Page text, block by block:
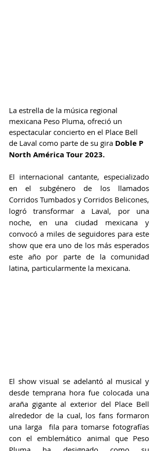
La estrella de la música regional
mexicana Peso Pluma, ofreció un
espectacular concierto en el Place Bell
de Laval como parte de su gira Doble P
North América Tour 2023.
El internacional cantante, especializado
en el subgénero de los llamados
Corridos Tumbados y Corridos Belicones,
logró transformar a Laval, por una
noche, en una ciudad mexicana y
convocó a miles de seguidores para este
show que era uno de los más esperados
este año por parte de la comunidad
latina, particularmente la mexicana.
El show visual se adelantó al musical y
desde temprana hora fue colocada una
araña gigante al exterior del Place Bell
alrededor de la cual, los fans formaron
una larga  fila para tomarse fotografías
con el emblemático animal que Peso